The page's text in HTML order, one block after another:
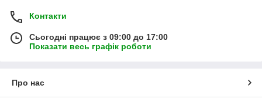
Контакти
Сьогодні працює з 09:00 до 17:00
Показати весь графік роботи
Про нас